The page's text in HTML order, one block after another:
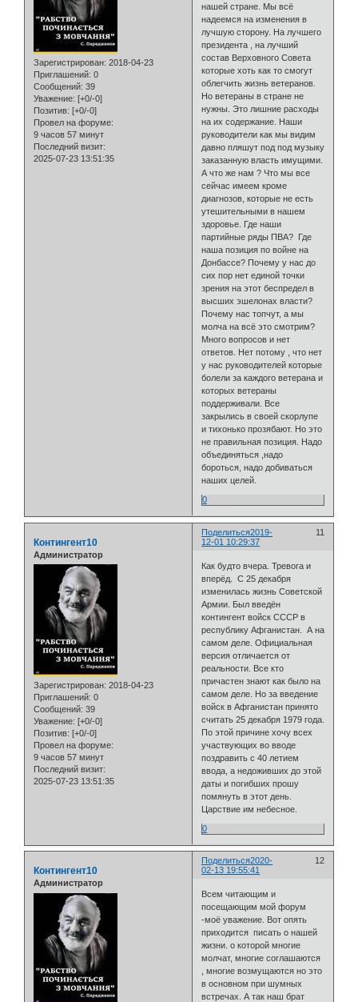
Зарегистрирован: 2018-04-23
Приглашений: 0
Сообщений: 39
Уважение: [+0/-0]
Позитив: [+0/-0]
Провел на форуме:
9 часов 57 минут
Последний визит:
2025-07-23 13:51:35
нашей стране. Мы всё
надеемся на изменения в
лучшую сторону. На лучшего
президента , на лучший
состав Верховного Совета
которые хоть как то смогут
облегчить жизнь ветеранов.
Но ветераны в стране не
нужны. Это лишние расходы
на их содержание. Наши
руководители как мы видим
давно пляшут под под музыку
заказанную власть имущими.
А что же нам ? Что мы все
сейчас имеем кроме
диагнозов, которые не есть
утешительными в нашем
здоровье. Где наши
партийные ряды ПВА? Где
наша позиция по войне на
Донбассе? Почему у нас до
сих пор нет единой точки
зрения на этот беспредел в
высших эшелонах власти?
Почему нас топчут, а мы
молча на всё это смотрим?
Много вопросов и нет
ответов. Нет потому , что нет
у нас руководителей которые
болели за каждого ветерана и
которых ветераны
поддерживали. Все
закрылись в своей скорлупе
и тихонько прозябают. Но это
не правильная позиция. Надо
объединяться ,надо
бороться, надо добиваться
наших целей.
0
Поделиться 11
2019-
12-01 10:29:37
Контингент10
Администратор
Зарегистрирован: 2018-04-23
Приглашений: 0
Сообщений: 39
Уважение: [+0/-0]
Позитив: [+0/-0]
Провел на форуме:
9 часов 57 минут
Последний визит:
2025-07-23 13:51:35
Как будто вчера. Тревога и
вперёд. С 25 декабря
изменилась жизнь Советской
Армии. Был введён
контингент войск СССР в
республику Афганистан. А на
самом деле. Официальная
версия отличается от
реальности. Все кто
причастен знают как было на
самом деле. Но за введение
войск в Афганистан принято
считать 25 декабря 1979 года.
По этой причине хочу всех
участвующих во вводе
поздравить с 40 летием
ввода, а недоживших до этой
даты и погибших прошу
помянуть в этот день.
Царствие им небесное.
0
Поделиться 12
2020-
02-13 19:55:41
Контингент10
Администратор
Всем читающим и
посещающим мой форум
-моё уважение. Вот опять
приходится писать о нашей
жизни. о которой многие
молчат, многие соглашаются
, многие возмущаются но это
в основном при шумных
встречах. А так наш брат